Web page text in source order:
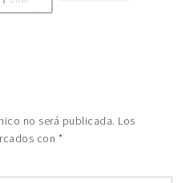
no será publicada. Los
con *